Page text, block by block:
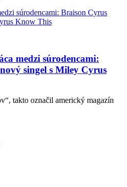
medzi súrodencami:
singel s Miley Cyrus
takto označil americký magazín